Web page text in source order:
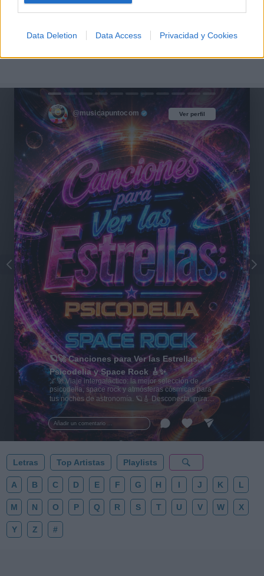
Data Deletion Data Access Privacidad y Cookies
Molotov
Ver perfil
@musicapuntocom Ver perfil
Añadir un comentario ...
🪐🚀 Canciones para Ver las Estrellas:
Psicodelia y Space Rock 🎸✨
🌌🚀 Viaje intergaláctico: la mejor selección de
psicodelia, space rock y atmósferas cósmicas para
tus noches de astronomía. 🪐🎸 Desconecta, mira
al firmamento y siente la gravedad cero. 💾 ¡Guarda
esta colección para tu próxima noche estrellada!
✨⭐
Letras Top Artistas Playlists
A B C D E F G H I J K L
M N O P Q R S T U V W X
Y Z #